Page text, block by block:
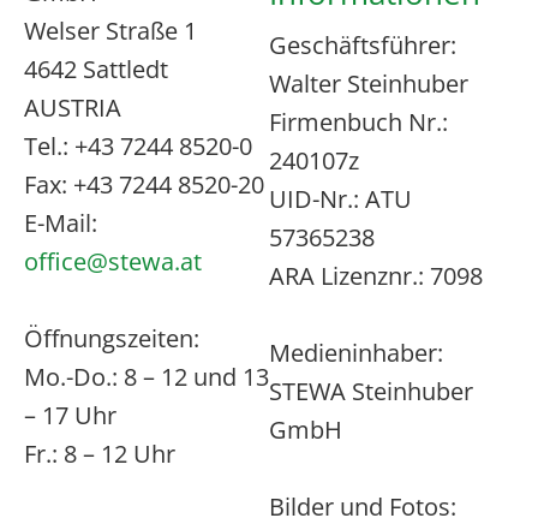
Welser Straße 1
4642 Sattledt
AUSTRIA
Tel.: +43 7244 8520-0
Fax: +43 7244 8520-20
E-Mail:
office@stewa.at
Öffnungszeiten:
Mo.-Do.: 8 – 12 und 13
– 17 Uhr
Fr.: 8 – 12 Uhr
Geschäftsführer:
Walter Steinhuber
Firmenbuch Nr.:
240107z
UID-Nr.: ATU
57365238
ARA Lizenznr.: 7098
Medieninhaber:
STEWA Steinhuber
GmbH
Bilder und Fotos: